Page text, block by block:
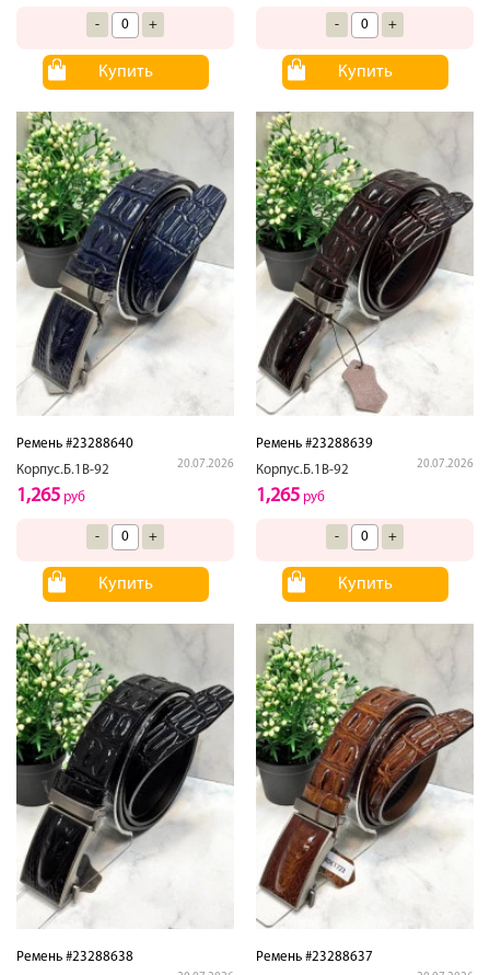
- +
Купить
- +
Купить
Ремень #23288640
Корпус.Б.1В-92
20.07.2026
1,265 руб
- +
Купить
Ремень #23288639
Корпус.Б.1В-92
20.07.2026
1,265 руб
- +
Купить
Ремень #23288638
Ремень #23288637